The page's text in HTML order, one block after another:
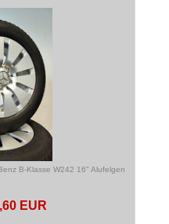
B-Klasse W242 16" Alufelgen
EUR